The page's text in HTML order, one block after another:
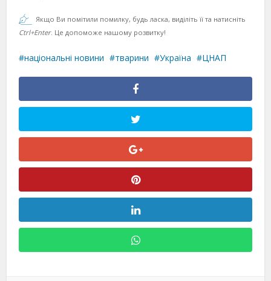
Якщо Ви помітили помилку, будь ласка, виділіть її та натисніть
Ctrl+Enter. Це допоможе нашому розвитку!
національні новини тварини Україна ЦНАП